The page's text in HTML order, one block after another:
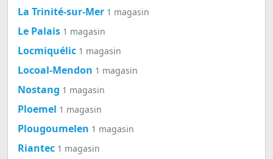
La Trinité-sur-Mer 1 magasin
Le Palais 1 magasin
Locmiquélic 1 magasin
Locoal-Mendon 1 magasin
Nostang 1 magasin
Ploemel 1 magasin
Plougoumelen 1 magasin
Riantec 1 magasin